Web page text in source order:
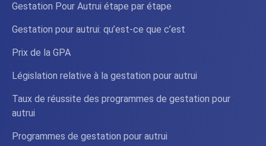
Gestation Pour Autrui étape par étape
Gestation pour autrui: qu’est-ce que c’est
Prix de la GPA
Législation relative à la gestation pour autrui
Taux de réussite des programmes de gestation pour
autrui
Programmes de gestation pour autrui